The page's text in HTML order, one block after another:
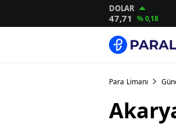
DOLAR
47,71 % 0,18
Para Limanı